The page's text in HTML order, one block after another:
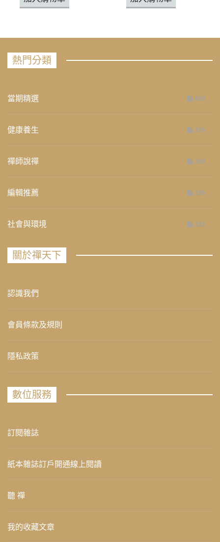
熱門分類
當期精選 658
健康養生 276
禪師說禪 268
編輯推薦 236
社會與環境 235
關於禪天下
認識我們
會員條款及規則
隱私政策
數位服務
訂閱雜誌
紙本雜誌訂戶開通線上閱讀
聽 禪
我的收藏文章